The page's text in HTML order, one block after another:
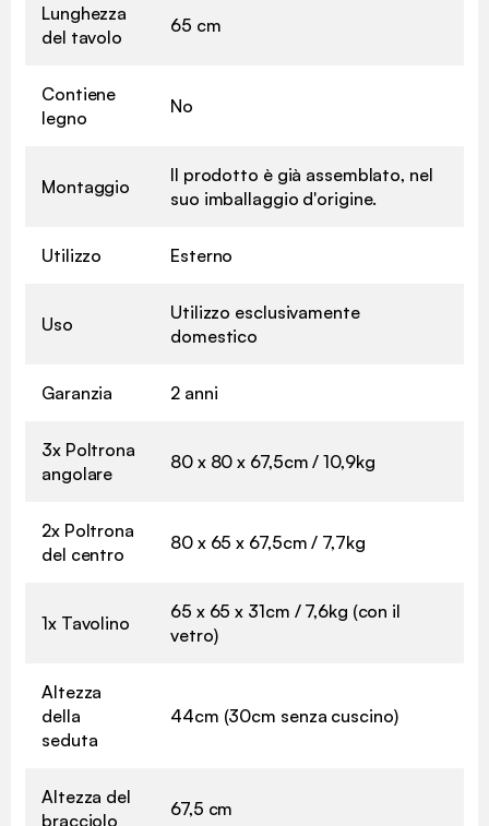
Lunghezza
del tavolo
65 cm
Contiene
legno
No
Montaggio
Il prodotto è già assemblato, nel
suo imballaggio d'origine.
Utilizzo Esterno
Uso
Utilizzo esclusivamente
domestico
Garanzia 2 anni
3x Poltrona
angolare
80 x 80 x 67,5cm / 10,9kg
2x Poltrona
del centro
80 x 65 x 67,5cm / 7,7kg
1x Tavolino
65 x 65 x 31cm / 7,6kg (con il
vetro)
Altezza
della
seduta
44cm (30cm senza cuscino)
Altezza del
bracciolo
67,5 cm